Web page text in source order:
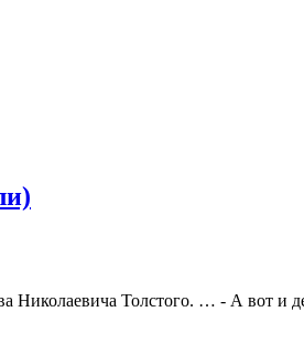
Николаевича Толстого. … - А вот и